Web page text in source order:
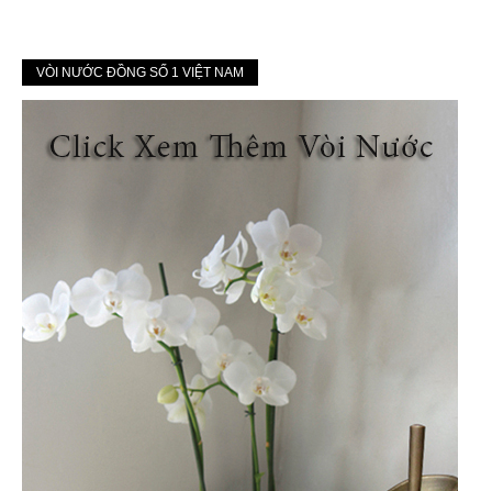
VÒI NƯỚC ĐỒNG SỐ 1 VIỆT NAM